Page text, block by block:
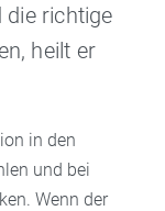
die richtige
heilt er
in den
und bei
Wenn der